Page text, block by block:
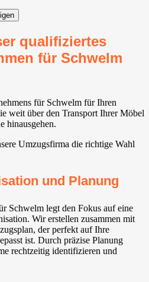
qualifiziertes
für Schwelm
für Schwelm für Ihren
weit über den Transport Ihrer Möbel
hinausgehen.
Umzugsfirma die richtige Wahl
und Planung
Schwelm legt den Fokus auf eine
Wir erstellen zusammen mit
der perfekt auf Ihre
ist. Durch präzise Planung
rechtzeitig identifizieren und